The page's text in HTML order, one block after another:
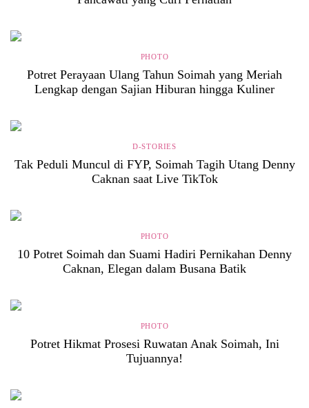
PHOTO
Potret Perayaan Ulang Tahun Soimah yang Meriah
Lengkap dengan Sajian Hiburan hingga Kuliner
D-STORIES
Tak Peduli Muncul di FYP, Soimah Tagih Utang Denny
Caknan saat Live TikTok
PHOTO
10 Potret Soimah dan Suami Hadiri Pernikahan Denny
Caknan, Elegan dalam Busana Batik
PHOTO
Potret Hikmat Prosesi Ruwatan Anak Soimah, Ini
Tujuannya!